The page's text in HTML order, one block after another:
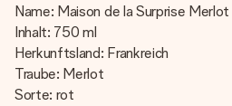
Name: Maison de la Surprise Merlot
Inhalt: 750 ml
Herkunftsland: Frankreich
Traube: Merlot
Sorte: rot